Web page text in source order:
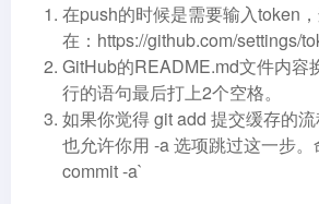
在push的时候是需要输入token
在：https://github.com/settings/
GitHub的README.md文件内容
行的语句最后打上2个空格。
如果你觉得 git add 提交缓存的
也允许你用 -a 选项跳过这一步
commit -a`